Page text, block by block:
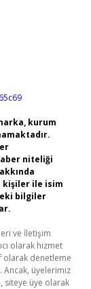
kurum
niteliği
kişiler ile isim
bilgiler
ve İletişim
olarak hizmet
olarak denetleme
Ancak, üyelerimiz
siteye üye olarak